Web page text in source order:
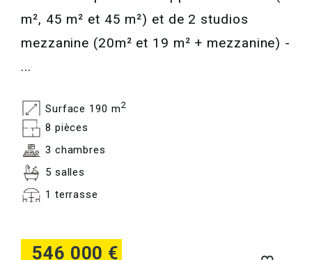
546 000 €
m², 45 m² et 45 m²) et de 2 studios
mezzanine (20m² et 19 m² + mezzanine) -
...
Surface 190 m2
8 pièces
3 chambres
5 salles
1 terrasse